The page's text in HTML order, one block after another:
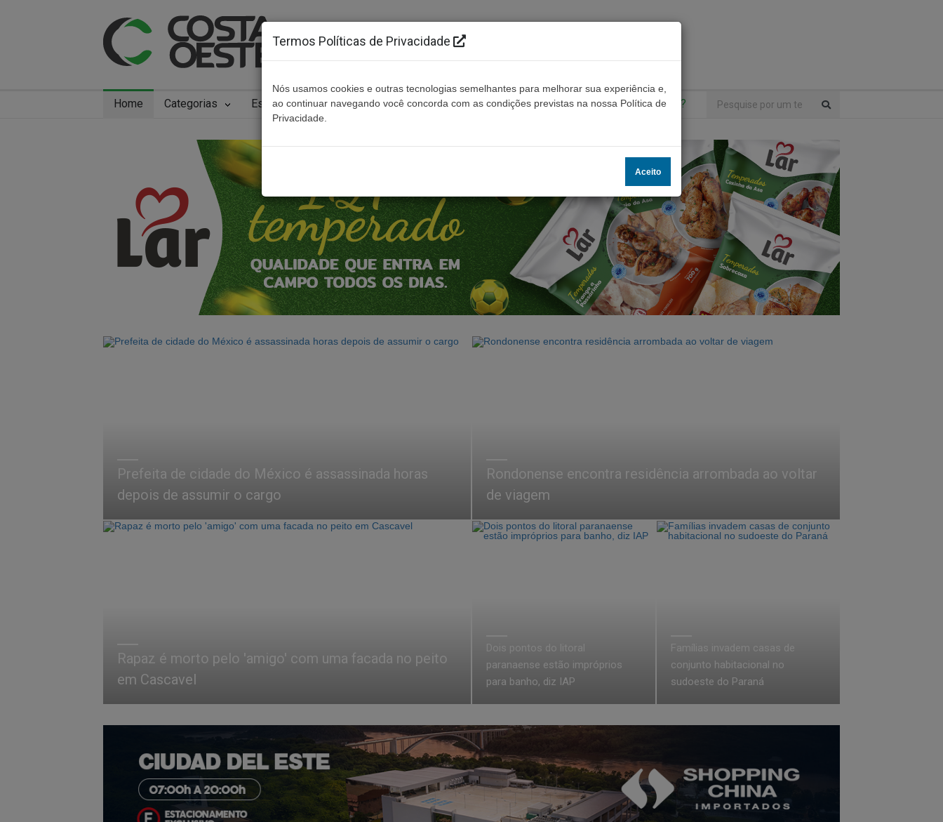
Home Categorias Especiais Cidades Ouça ao vivo Contato Não encontrou algo?
Prefeita de cidade do México é assassinada horas
depois de assumir o cargo
Rondonense encontra residência arrombada ao voltar
de viagem
Rapaz é morto pelo 'amigo' com uma facada no peito
em Cascavel
Dois pontos do litoral
paranaense estão impróprios
para banho, diz IAP
Famílias invadem casas de
conjunto habitacional no
sudoeste do Paraná
Termos Políticas de Privacidade
Nós usamos cookies e outras tecnologias semelhantes para melhorar sua experiência e,
ao continuar navegando você concorda com as condições previstas na nossa Política de
Privacidade.
Aceito